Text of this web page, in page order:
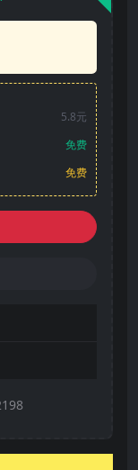
5.8元
免费
免费